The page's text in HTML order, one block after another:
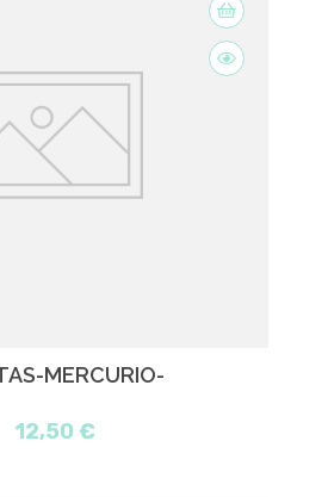
MERCURIO-
12,50 €